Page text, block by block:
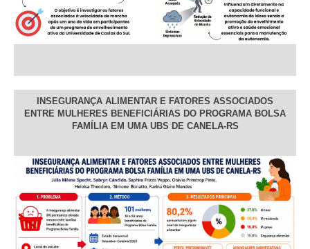
INSEGURANÇA ALIMENTAR E FATORES ASSOCIADOS
ENTRE MULHERES BENEFICIÁRIAS DO PROGRAMA BOLSA
FAMÍLIA EM UMA UBS DE CANELA-RS